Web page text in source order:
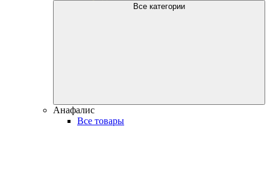
Все категории
Анафалис
Все товары